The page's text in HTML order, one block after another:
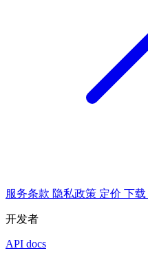
服务条款 隐私政策 定价 下载
开发者
API docs